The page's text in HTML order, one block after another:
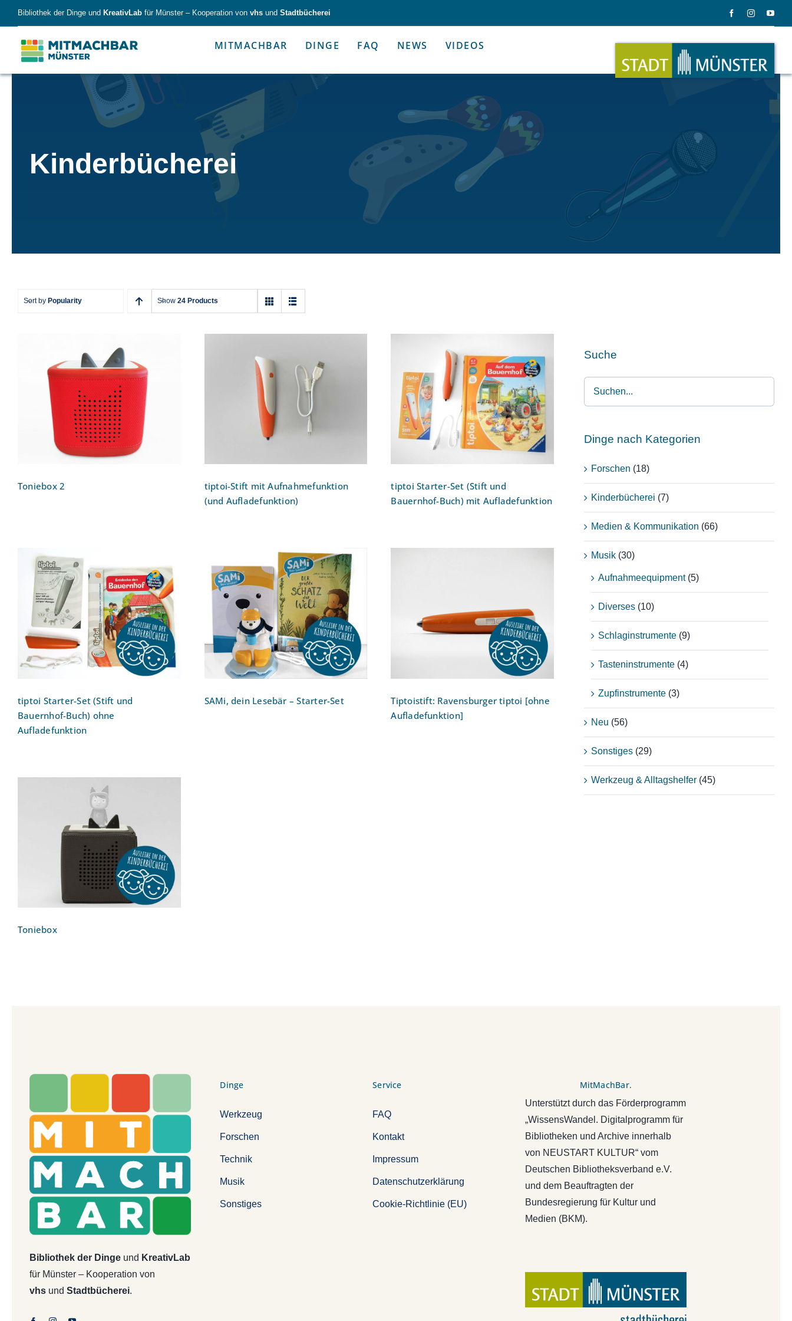
content
Bibliothek der Dinge und KreativLab für Münster – Kooperation von vhs und Stadtbücherei
MITMACHBAR DINGE
Forschen
Alles für kleine & große Entdecker.
Werkzeug & Alltagshelfer
Nimm die Dinge selbst in die Hand.
Medien & Kommunikation
Kommunikative Gimmicks & coole Gadgets
Musik
Alles zum Tasten, Zupfen, Schlagen.
FAQ NEWS VIDEOS
Kinderbücherei
Sort by Popularity Show 24 Products
Toniebox 2
Toniebox 2
tiptoi-Stift mit
Aufnahmefunktion (und
Aufladefunktion)
tiptoi-Stift mit Aufnahmefunktion
(und Aufladefunktion)
tiptoi Starter-Set (Stift und
Bauernhof-Buch) mit
Aufladefunktion
tiptoi Starter-Set (Stift und
Bauernhof-Buch) mit Aufladefunktion
tiptoi Starter-Set (Stift und
Bauernhof-Buch) ohne
Aufladefunktion
tiptoi Starter-Set (Stift und
Bauernhof-Buch) ohne
Aufladefunktion
SAMi, dein Lesebär –
Starter-Set
SAMi, dein Lesebär – Starter-Set
Tiptoistift: Ravensburger
tiptoi [ohne Aufladefunktion]
Tiptoistift: Ravensburger tiptoi [ohne
Aufladefunktion]
Toniebox
Toniebox
Suche
Dinge nach Kategorien
Forschen (18)
Kinderbücherei (7)
Medien & Kommunikation (66)
Musik (30)
Aufnahmeequipment (5)
Diverses (10)
Schlaginstrumente (9)
Tasteninstrumente (4)
Zupfinstrumente (3)
Neu (56)
Sonstiges (29)
Werkzeug & Alltagshelfer (45)
Bibliothek der Dingeund KreativLab
für Münster – Kooperation von
vhsund Stadtbücherei.
Dinge
Werkzeug
Forschen
Technik
Musik
Sonstiges
Service
FAQ
Kontakt
Impressum
Datenschutzerklärung
Cookie-Richtlinie (EU)
MitMachBar.
Unterstützt durch das Förderprogramm
„WissensWandel. Digitalprogramm für
Bibliotheken und Archive innerhalb
von NEUSTART KULTUR“ vom
Deutschen Bibliotheksverband e.V.
und dem Beauftragten der
Bundesregierung für Kultur und
Medien (BKM).